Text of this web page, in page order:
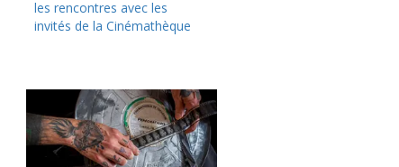
les rencontres avec les
invités de la Cinémathèque